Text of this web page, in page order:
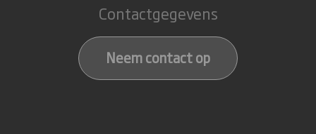
Contactgegevens
Neem contact op